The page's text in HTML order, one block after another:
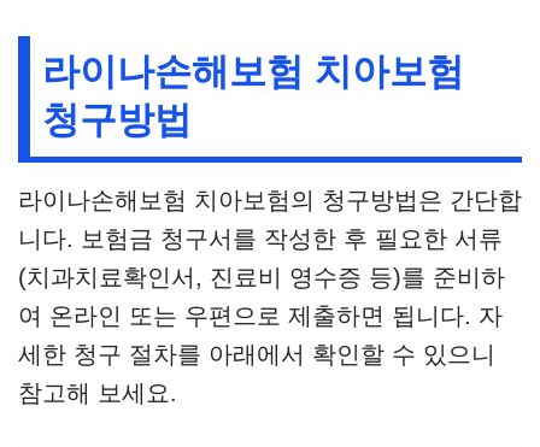
라이나손해보험 치아보험
청구방법
라이나손해보험 치아보험의 청구방법은 간단합
니다. 보험금 청구서를 작성한 후 필요한 서류
(치과치료확인서, 진료비 영수증 등)를 준비하
여 온라인 또는 우편으로 제출하면 됩니다. 자
세한 청구 절차를 아래에서 확인할 수 있으니
참고해 보세요.